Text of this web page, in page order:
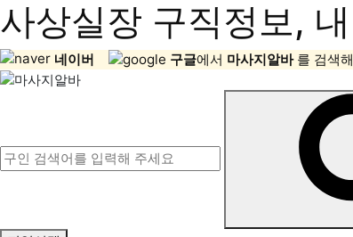
사상실장 구직정보,
네이버 구글에서 마사지알바 를 검색